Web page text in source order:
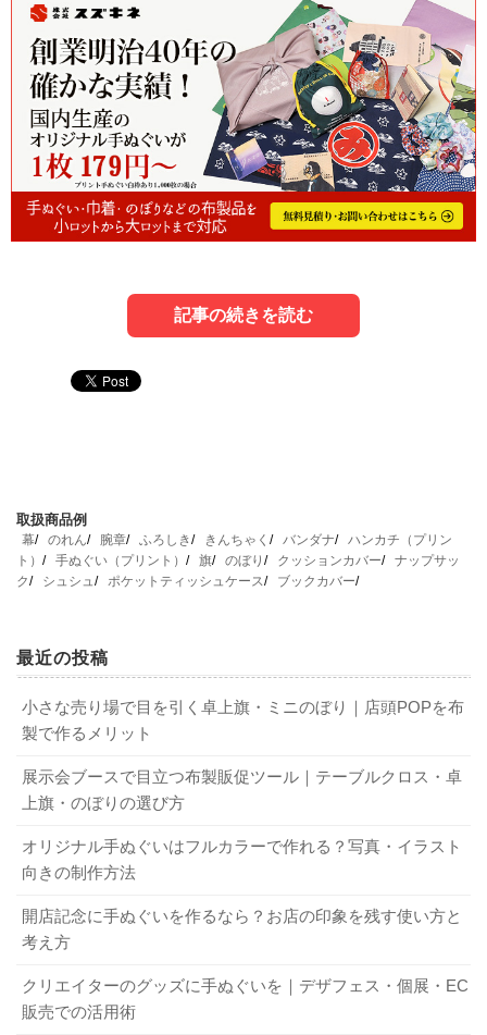
記事の続きを読む
れ、実用的な点も喜ばれるポイントです。
記念品・贈答品として：結婚式の引き出物、企業の周
ツチーム、部活動の応援グッズなど
物販、店舗のオリジナル商品、企業の販促品など
関連記事 手ぬぐいの手入れと保管方法で知っておきたい3つのポイント
り方
オリジナル手ぬぐい製作は、以下の3つのステップで進める
のが基本です。まずは全体像を掴みましょう。
【STEP1】染め方を選ぶ：
仕上がりや予算に合わせて
「プリント」か「本染め」かを選びます。
デザイン作成にはいくつかポイントがあります。
企業のロゴやチーム名を入れる、イベントの日付やメッセ
ージを入れるなど、手ぬぐいを作る「目的」を明確にする
ことが大切です。また、手ぬぐいは横長なので、その形状
4-2. デザインの入稿方法
Illustratorなどの専用ソフトで作成した完全データで入稿す
るのが基本ですが、業者によっては手書きのラフスケッチ
スズキネでは、お客様からいただいたラフ案を基に、プロ
ひ私たちスズキネにご相談ください。
創業100年の確かな実績と品質：長年培ってきた技術
合わせ、最適なプランをご提案します。
OK！専門スタッフが丁寧にサポートします。
ご予算に合わせた柔軟な提案：
ジナル手ぬぐい製作が可能です。
個人のお客様から企業、官公庁まで、数多くのオリジナル
手ぬぐいを製作してまいりました。まずはお客様の「作り
たい」という想いをお聞かせください。
関連記事 時代と共に用途も変化してきた！？ 手ぬぐいの歴史
関連記事
8. オリジナル手ぬぐい製作に関するよくあ
る質問（FAQ）
取扱商品例
幕 のれん 腕章 ふろしき きんちゃく バンダナ
ハンカチ（プリン
ト）
手ぬぐい（プリント） 旗 のぼり クッションカバー
ナップサッ
ク
シュシュ ポケットティッシュケース ブックカバー
最近の投稿
小さな売り場で目を引く卓上旗・ミニのぼり｜店頭POPを布
製で作るメリット
展示会ブースで目立つ布製販促ツール｜テーブルクロス・卓
上旗・のぼりの選び方
オリジナル手ぬぐいはフルカラーで作れる？写真・イラスト
向きの制作方法
開店記念に手ぬぐいを作るなら？お店の印象を残す使い方と
考え方
クリエイターのグッズに手ぬぐいを｜デザフェス・個展・EC
販売での活用術